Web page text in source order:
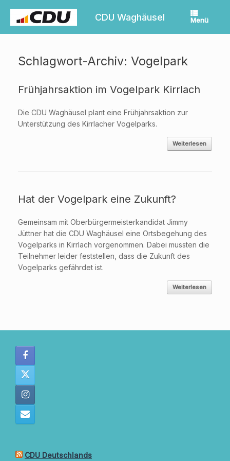
springen
CDU Waghäusel Menü
Schlagwort-Archiv: Vogelpark
Frühjahrsaktion im Vogelpark Kirrlach
Die CDU Waghäusel plant eine Frühjahrsaktion zur
Unterstützung des Kirrlacher Vogelparks.
Weiterlesen
Hat der Vogelpark eine Zukunft?
Gemeinsam mit Oberbürgermeisterkandidat Jimmy
Jüttner hat die CDU Waghäusel eine Ortsbegehung des
Vogelparks in Kirrlach vorgenommen. Dabei mussten die
Teilnehmer leider feststellen, dass die Zukunft des
Vogelparks gefährdet ist.
Weiterlesen
CDU Deutschlands